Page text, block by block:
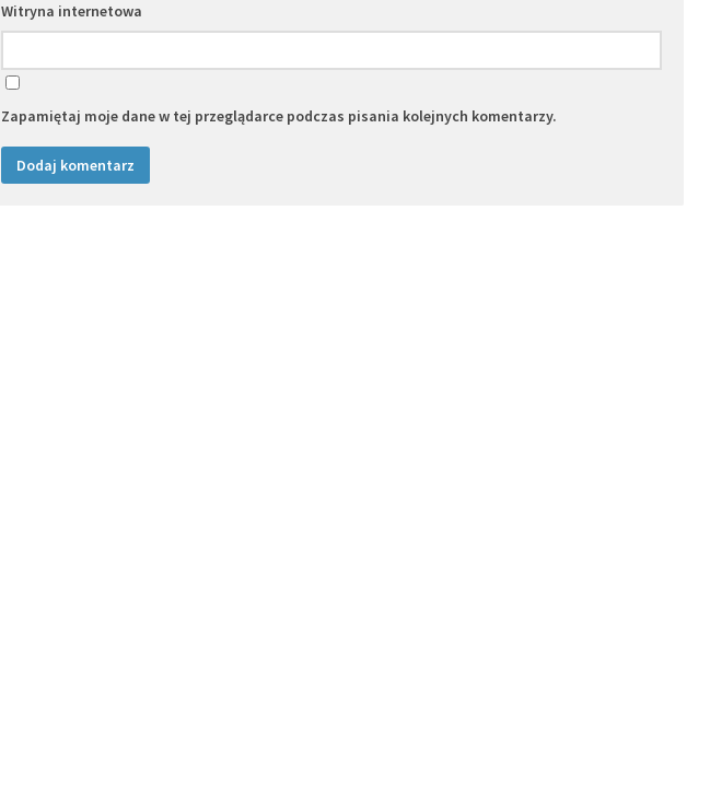
Witryna internetowa
Zapamiętaj moje dane w tej przeglądarce podczas pisania kolejnych komentarzy.